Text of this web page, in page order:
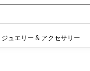
ジュエリー & アクセサリー